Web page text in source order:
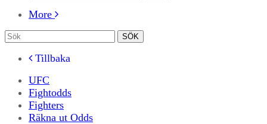
More
Tillbaka
UFC
Fightodds
Fighters
Räkna ut Odds